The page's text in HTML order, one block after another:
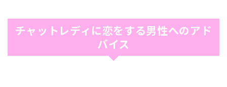
チャットレディに恋をする男性へのアド
バイス